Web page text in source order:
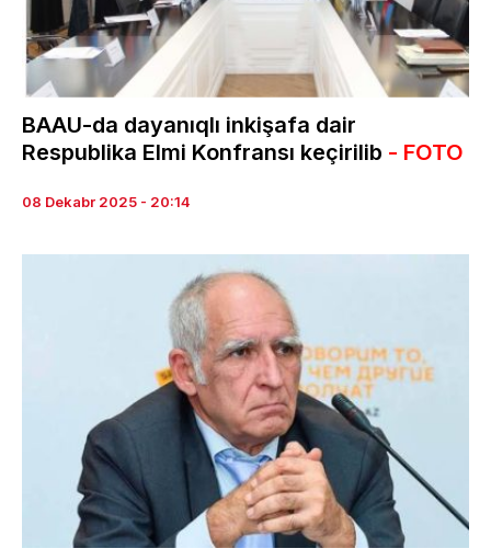
BAAU-da dayanıqlı inkişafa dair
Respublika Elmi Konfransı keçirilib - FOTO
08 Dekabr 2025 - 20:14